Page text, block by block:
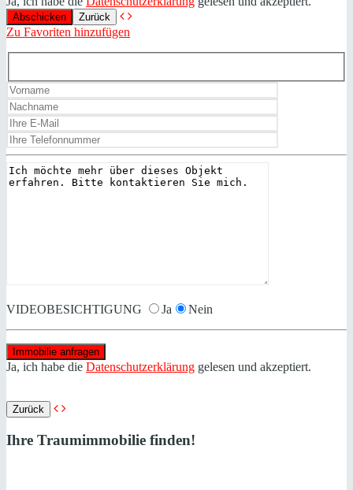
Zurück
Zu Favoriten hinzufügen
VIDEOBESICHTIGUNG Ja Nein
Ja, ich habe die Datenschutzerklärung gelesen und akzeptiert.
Zurück
Ihre Traumimmobilie finden!